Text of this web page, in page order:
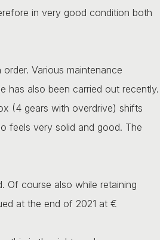
in very good condition both
Various maintenance
has also been carried out recently.
(4 gears with overdrive) shifts
feels very solid and good. The
Of course also while retaining
at the end of 2021 at €